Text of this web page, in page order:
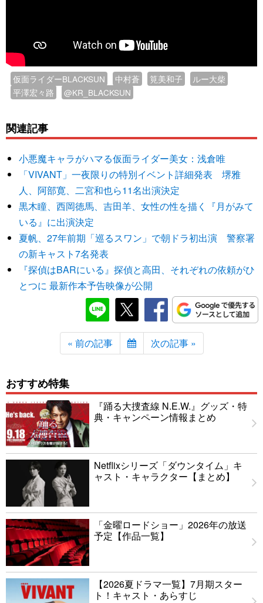
仮面ライダーBLACKSUN 中村蒼 筧美和子
ルー大柴
平澤宏々路
@KR_BLACKSUN
関連記事
小悪魔キャラがハマる仮面ライダー美女：浅倉唯
「VIVANT」一夜限りの特別イベント詳細発表 堺雅
人、阿部寛、二宮和也ら11名出演決定
黒木瞳、西岡徳馬、吉田羊、女性の性を描く『月がみて
いる』に出演決定
夏帆、27年前期「巡るスワン」で朝ドラ初出演 警察署
の新キャスト7名発表
『探偵はBARにいる』探偵と高田、それぞれの依頼がひ
とつに 最新作本予告映像が公開
« 前の記事 次の記事 »
おすすめ特集
『踊る大捜査線 N.E.W.』グッズ・特
典・キャンペーン情報まとめ
Netflixシリーズ「ダウンタイム」キ
ャスト・キャラクター【まとめ】
「金曜ロードショー」2026年の放送
予定【作品一覧】
【2026夏ドラマ一覧】7月期スター
ト！キャスト・あらすじ